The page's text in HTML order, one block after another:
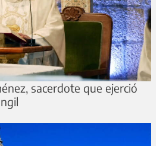
sacerdote que ejerció